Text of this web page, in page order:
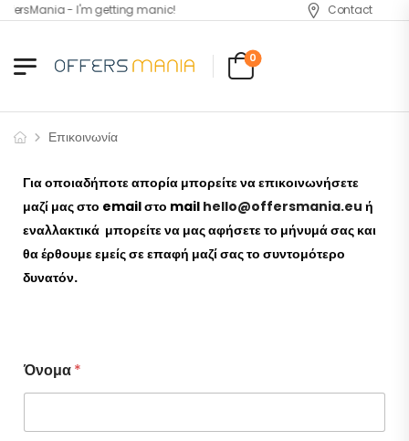
- I'm getting manic! Contact
0
Επικοινωνία
Για οποιαδήποτε απορία μπορείτε να επικοινωνήσετε
μαζί μας στο email στο mail hello@offersmania.eu ή
εναλλακτικά μπορείτε να μας αφήσετε το μήνυμά σας και
θα έρθουμε εμείς σε επαφή μαζί σας το συντομότερο
δυνατόν.
Όνομα*